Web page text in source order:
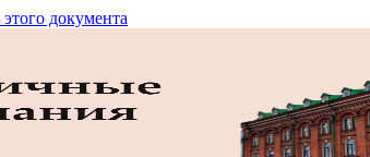
документа